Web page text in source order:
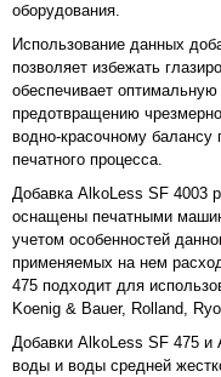
оборудования.
Использование данных
позволяет избежать
обеспечивает
предотвращению
водно-красочному балансу
печатного процесса.
Добавка AlkoLess SF 4003
оснащены печатными
учетом особенностей
применяемых на нем
475 подходит для
Koenig & Bauer, Rolland,
Добавки AlkoLess SF 475 и
воды и воды средней